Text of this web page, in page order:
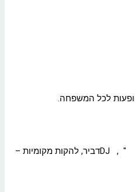
.
"
,
DJדביר, להקות מקומיות –